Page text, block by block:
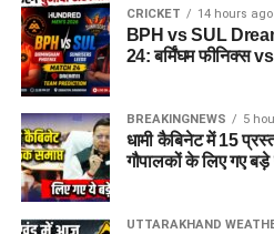
भारी नुकसान
CRICKET 14 hours ago
BPH vs SUL
24: बर्मिंघम फीनिक्स
BREAKINGNEWS 5
धामी कैबिनेट में 15
गौपालकों के लिए गए
UTTARAKHAND